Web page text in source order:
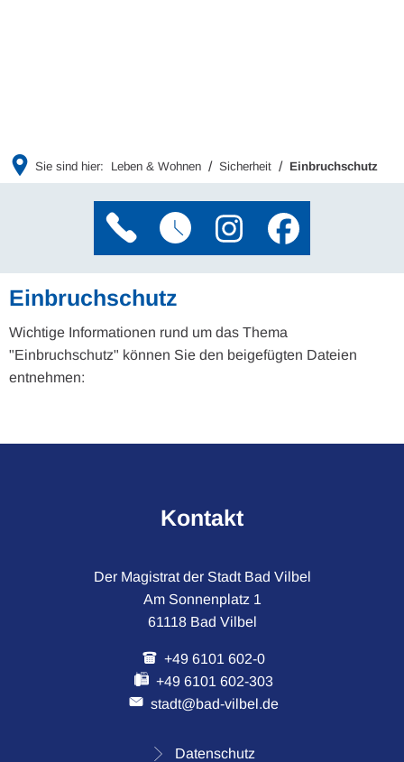
Sie sind hier: Leben & Wohnen Sicherheit Einbruchschutz
Einbruchschutz
Wichtige Informationen rund um das Thema
"Einbruchschutz" können Sie den beigefügten Dateien
entnehmen:
Kontakt
Der Magistrat der Stadt Bad Vilbel
Am Sonnenplatz 1
61118 Bad Vilbel
+49 6101 602-0
+49 6101 602-303
stadt@bad-vilbel.de
Datenschutz